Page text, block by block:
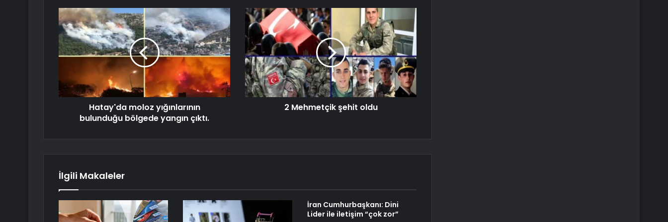
Hatay'da moloz yığınlarının
bulunduğu bölgede yangın çıktı.
2 Mehmetçik şehit oldu
İlgili Makaleler
İran Cumhurbaşkanı: Dini
Lider ile iletişim “çok zor”